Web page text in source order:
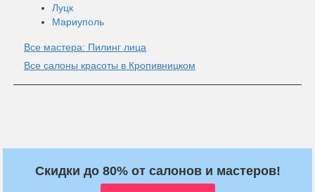
Луцк
Мариуполь
Все мастера: Пилинг лица
Все салоны красоты в Кропивницком
Скидки до 80% от салонов и мастеров!